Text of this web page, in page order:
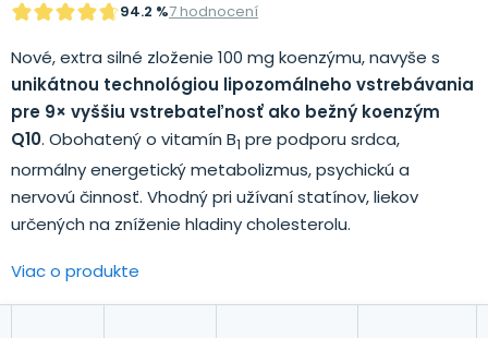
94.2 %7 hodnocení
Nové, extra silné zloženie 100 mg koenzýmu, navyše s
unikátnou technológiou lipozomálneho vstrebávania
pre 9× vyššiu vstrebateľnosť ako bežný koenzým
Q10. Obohatený o vitamín B1 pre podporu srdca,
normálny energetický metabolizmus, psychickú a
nervovú činnosť. Vhodný pri užívaní statínov, liekov
určených na zníženie hladiny cholesterolu.
Viac o produkte